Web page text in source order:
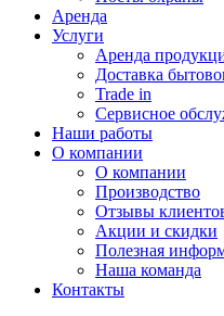
Аренда
Услуги
Аренда
Доставка
Trade in
Сервисное
Наши работы
О компании
О компании
Производство
Отзывы
Акции и скидки
Полезная
Наша команда
Контакты